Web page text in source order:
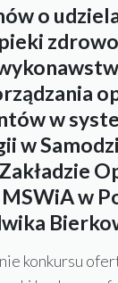
o
w
w
w
konkursu